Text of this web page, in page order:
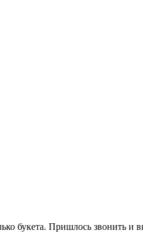
букета. Пришлось звонить